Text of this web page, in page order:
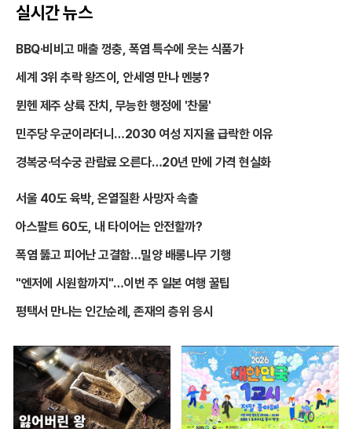
실시간 뉴스
BBQ·비비고 매출 껑충, 폭염 특수에 웃는 식품가
세계 3위 추락 왕즈이, 안세영 만나 멘붕?
뮌헨 제주 상륙 잔치, 무능한 행정에 '찬물'
민주당 우군이라더니…2030 여성 지지율 급락한 이유
경복궁·덕수궁 관람료 오른다…20년 만에 가격 현실화
서울 40도 육박, 온열질환 사망자 속출
아스팔트 60도, 내 타이어는 안전할까?
폭염 뚫고 피어난 고결함…밀양 배롱나무 기행
"엔저에 시원함까지"…이번 주 일본 여행 꿀팁
평택서 만나는 인간순례, 존재의 층위 응시